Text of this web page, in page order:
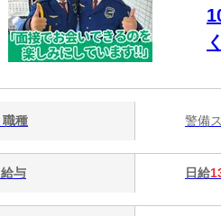
職種 警備
給与 日給